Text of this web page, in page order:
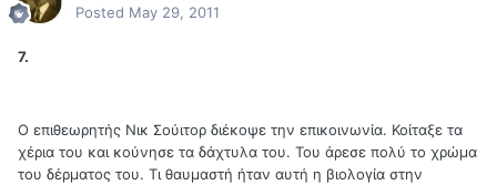
Posted May 29, 2011
7.
Ο επιθεωρητής Νικ Σούιτορ διέκοψε την επικοινωνία. Κοίταξε τα
χέρια του και κούνησε τα δάχτυλα του. Του άρεσε πολύ το χρώμα
του δέρματος του. Τι θαυμαστή ήταν αυτή η βιολογία στην